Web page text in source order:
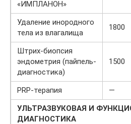
«ИМПЛАНОН»
Удаление инородного
тела из влагалища
1800
Штрих-биопсия
эндометрия (пайпель-
диагностика)
1500
PRP-терапия —
УЛЬТРАЗВУКОВАЯ И
ДИАГНОСТИКА